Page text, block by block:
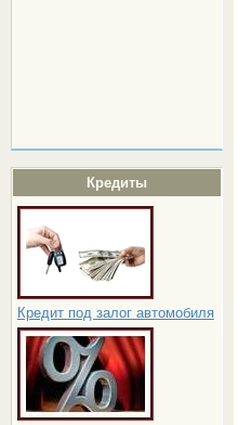
Кредиты
Кредит под залог автомобиля